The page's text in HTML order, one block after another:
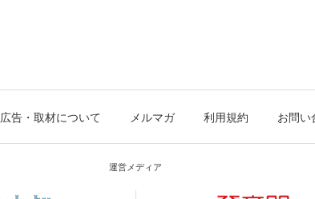
広告・取材について メルマガ 利用規約 お問い
運営メディア